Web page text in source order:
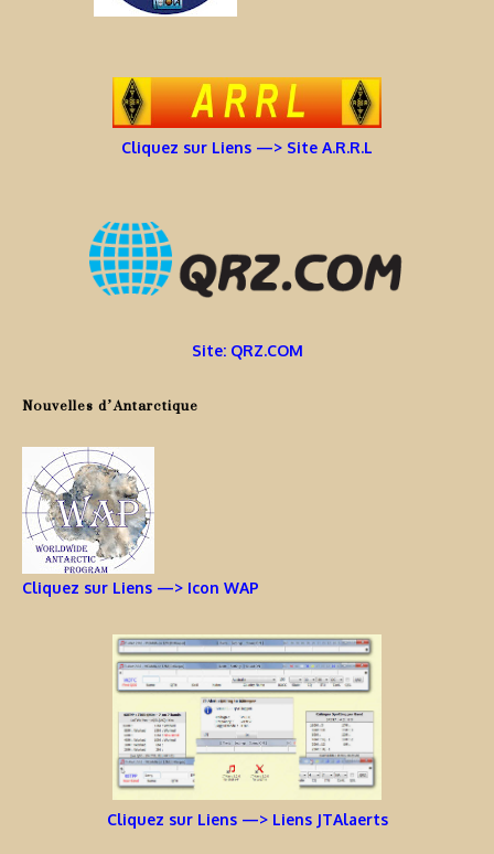
Cliquez sur Liens —> Site A.R.R.L
Site: QRZ.COM
Nouvelles d’Antarctique
Cliquez sur Liens —> Icon WAP
Cliquez sur Liens —> Liens JTAlaerts